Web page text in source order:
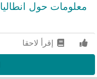
معلومات حول انطاليا
إقرأ لاحقا